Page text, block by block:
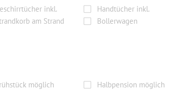
inkl.
Handtücher inkl.
am Strand
Bollerwagen
möglich
Halbpension möglich